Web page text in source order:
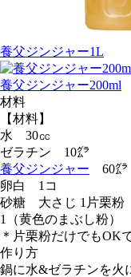
養父ジンジャー1L
養父ジンジャー200ml
材料
【材料】
水 30㏄
ゼラチン 10㌘
養父ジンジャー 60㌘
卵白 1コ
砂糖 大さじ 1片栗粉
1（黄色のまぶし粉）
＊片栗粉だけでもOK
作り方
鍋に水&ゼラチンを火